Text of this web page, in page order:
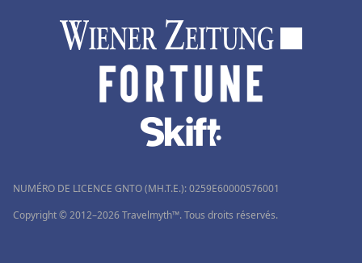
Hôtels à Les Estables
Hôtels à La Mure
Hôtels en Thaïlande
Hôtels à Douai
Hôtels à Alanya
Hôtels à Antananarivo
NUMÉRO DE LICENCE GNTO (MH.T.E.): 0259Ε60000576001
Copyright © 2012–2026 Travelmyth™. Tous droits réservés.